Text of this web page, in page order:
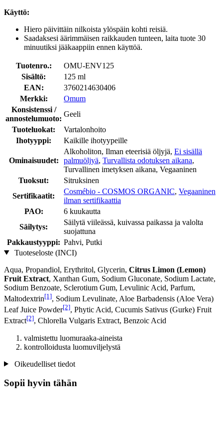
Käyttö:
Hiero päivittäin nilkoista ylöspäin kohti reisiä.
Saadaksesi äärimmäisen raikkauden tunteen, laita tuote 30
minuutiksi jääkaappiin ennen käyttöä.
Tuotenro.:
OMU-ENV125
Sisältö:
125 ml
EAN:
3760214630406
Merkki:
Omum
Konsistenssi /
annostelumuoto:
Geeli
Tuoteluokat:
Vartalonhoito
Ihotyyppi:
Kaikille ihotyypeille
Ominaisuudet:
Alkoholiton, Ilman eteerisiä öljyjä, Ei sisällä
palmuöljyä, Turvallista odotuksen aikana,
Turvallinen imetyksen aikana, Vegaaninen
Tuoksut:
Sitruksinen
Sertifikaatit:
Cosmébio - COSMOS ORGANIC, Vegaaninen
ilman sertifikaattia
PAO:
6 kuukautta
Säilytys:
Säilytä viileässä, kuivassa paikassa ja valolta
suojattuna
Pakkaustyyppi: Pahvi, Putki
Tuoteseloste (INCI)
Aqua, Propandiol, Erythritol, Glycerin, Citrus Limon (Lemon)
Fruit Extract, Xanthan Gum, Sodium Gluconate, Sodium Lactate,
Sodium Benzoate, Sclerotium Gum, Levulinic Acid, Parfum,
Maltodextrin[1], Sodium Levulinate, Aloe Barbadensis (Aloe Vera)
Leaf Juice Powder[2], Phytic Acid, Cucumis Sativus (Gurke) Fruit
Extract[2], Chlorella Vulgaris Extract, Benzoic Acid
valmistettu luomuraaka-aineista
kontrolloidusta luomuviljelystä
Oikeudelliset tiedot
Sopii hyvin tähän